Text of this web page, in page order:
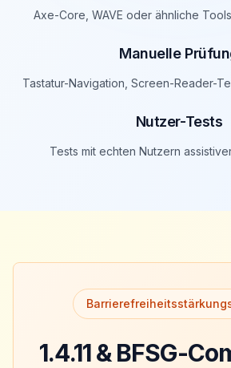
Axe-Core, WAVE oder ähnliche
Manuelle
Tastatur-Navigation, Screen-Reader-
Nutzer-Tests
Tests mit echten Nutzern
1.4.11 & BFSG-